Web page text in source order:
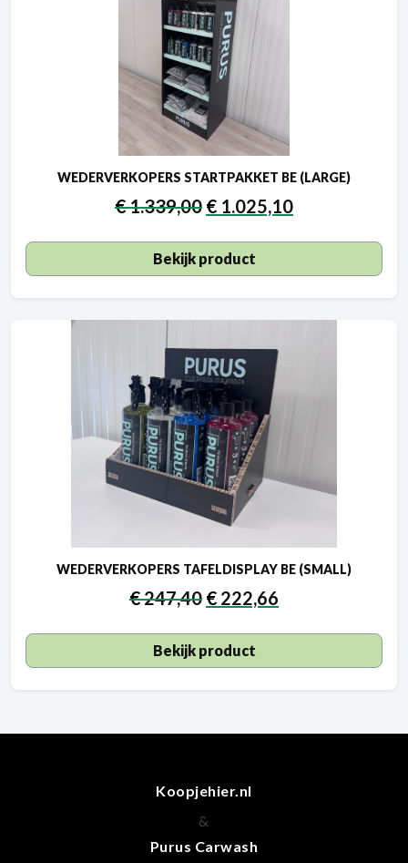
WEDERVERKOPERS STARTPAKKET BE (LARGE)
€1.339,00 € 1.025,10
Bekijk product
WEDERVERKOPERS TAFELDISPLAY BE (SMALL)
€247,40 € 222,66
Bekijk product
Koopjehier.nl
&
Purus Carwash